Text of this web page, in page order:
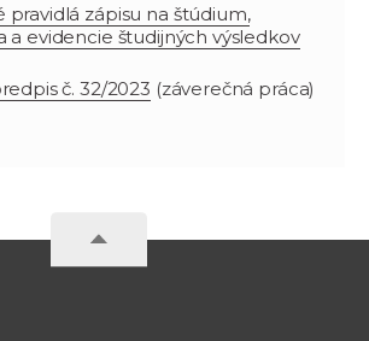
pravidlá zápisu na štúdium,
a evidencie študijných výsledkov
č. 32/2023 (záverečná práca)